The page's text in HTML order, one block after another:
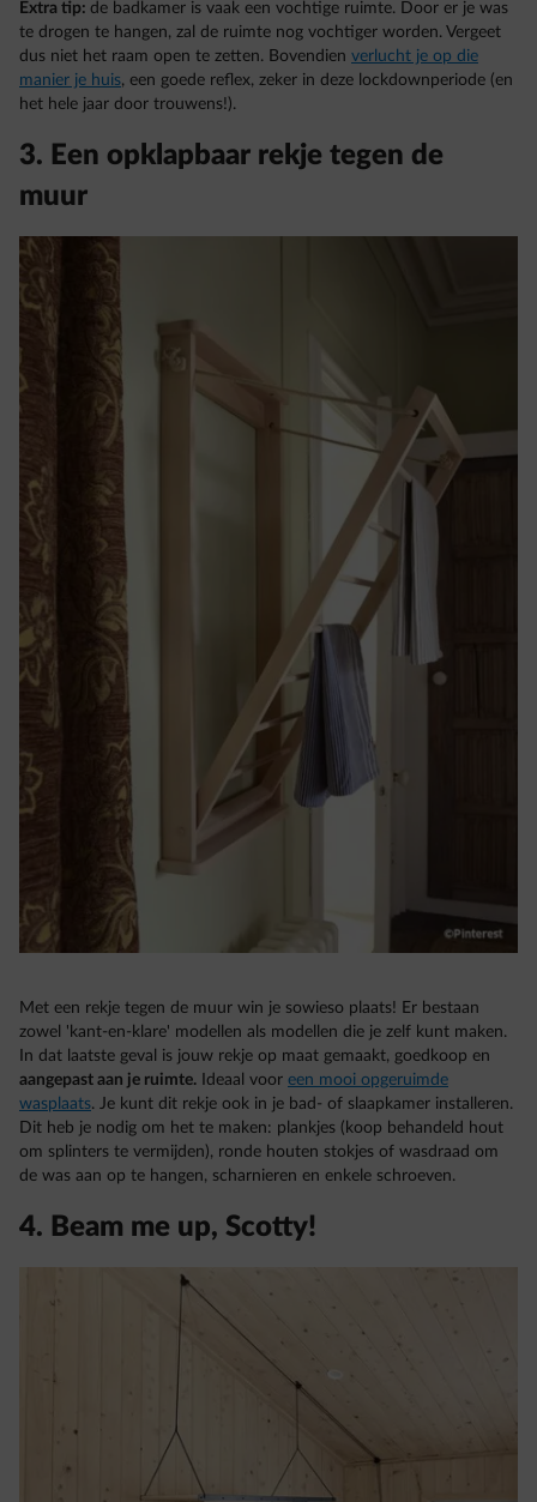
Extra tip: de badkamer is vaak een vochtige ruimte. Door er je was
te drogen te hangen, zal de ruimte nog vochtiger worden. Vergeet
dus niet het raam open te zetten. Bovendien verlucht je op die
manier je huis, een goede reflex, zeker in deze lockdownperiode (en
het hele jaar door trouwens!).
3. Een opklapbaar rekje tegen de
muur
Met een rekje tegen de muur win je sowieso plaats! Er bestaan
zowel 'kant-en-klare' modellen als modellen die je zelf kunt maken.
In dat laatste geval is jouw rekje op maat gemaakt, goedkoop en
aangepast aan je ruimte. Ideaal voor een mooi opgeruimde
wasplaats. Je kunt dit rekje ook in je bad- of slaapkamer installeren.
Dit heb je nodig om het te maken: plankjes (koop behandeld hout
om splinters te vermijden), ronde houten stokjes of wasdraad om
de was aan op te hangen, scharnieren en enkele schroeven.
4. Beam me up, Scotty!